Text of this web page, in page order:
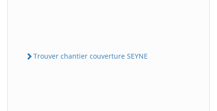
Trouver chantier couverture SEYNE